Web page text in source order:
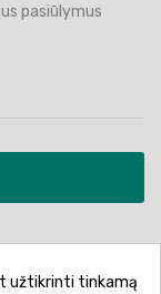
pasiūlymus
užtikrinti tinkamą